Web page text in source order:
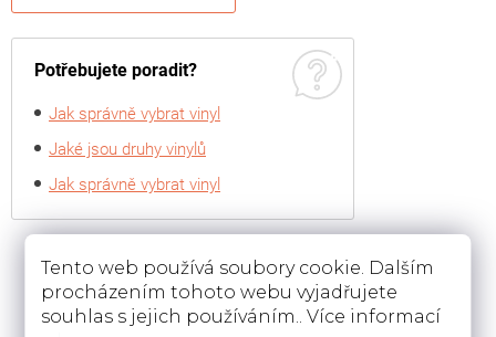
Tento web používá soubory cookie. Dalším
procházením tohoto webu vyjadřujete
souhlas s jejich používáním.. Více informací
Potřebujete poradit?
Jak správně vybrat vinyl
Jaké jsou druhy vinylů
Jak správně vybrat vinyl